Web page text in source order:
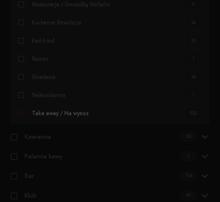
Restauracja z Gwiazdką Michelin 0
Kuchenne Rewolucje 14
Fast Food 55
Ramen 1
Śniadania 34
Naleśnikarnia 1
Take away / Na wynos 532
Kawiarnia 52
Palarnia kawy 1
Bar 174
Klub 47